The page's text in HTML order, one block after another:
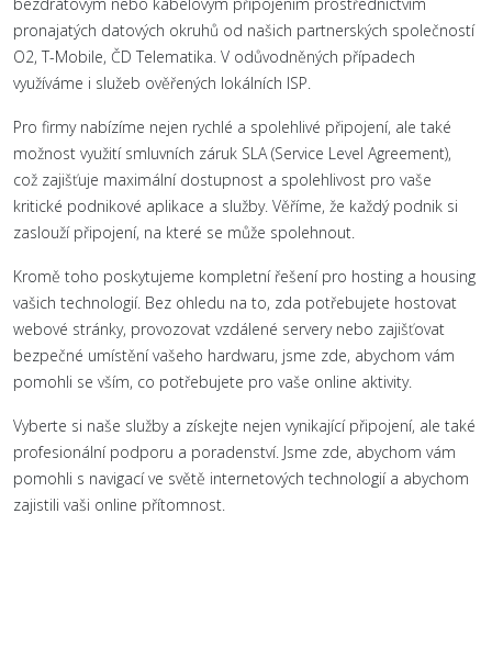
pronajatých datových okruhů od našich partnerských společností
O2, T-Mobile, ČD Telematika. V odůvodněných případech
využíváme i služeb ověřených lokálních ISP.
Pro firmy nabízíme nejen rychlé a spolehlivé připojení, ale také
možnost využití smluvních záruk SLA (Service Level Agreement),
což zajišťuje maximální dostupnost a spolehlivost pro vaše
kritické podnikové aplikace a služby. Věříme, že každý podnik si
zaslouží připojení, na které se může spolehnout.
Kromě toho poskytujeme kompletní řešení pro hosting a housing
vašich technologií. Bez ohledu na to, zda potřebujete hostovat
webové stránky, provozovat vzdálené servery nebo zajišťovat
bezpečné umístění vašeho hardwaru, jsme zde, abychom vám
pomohli se vším, co potřebujete pro vaše online aktivity.
Vyberte si naše služby a získejte nejen vynikající připojení, ale také
profesionální podporu a poradenství. Jsme zde, abychom vám
pomohli s navigací ve světě internetových technologií a abychom
zajistili vaši online přítomnost.